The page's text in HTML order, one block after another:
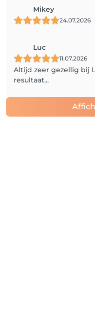
Mikey
24.07.2026
Luc
11.07.2026
Altijd zeer gezellig bij
resultaat...